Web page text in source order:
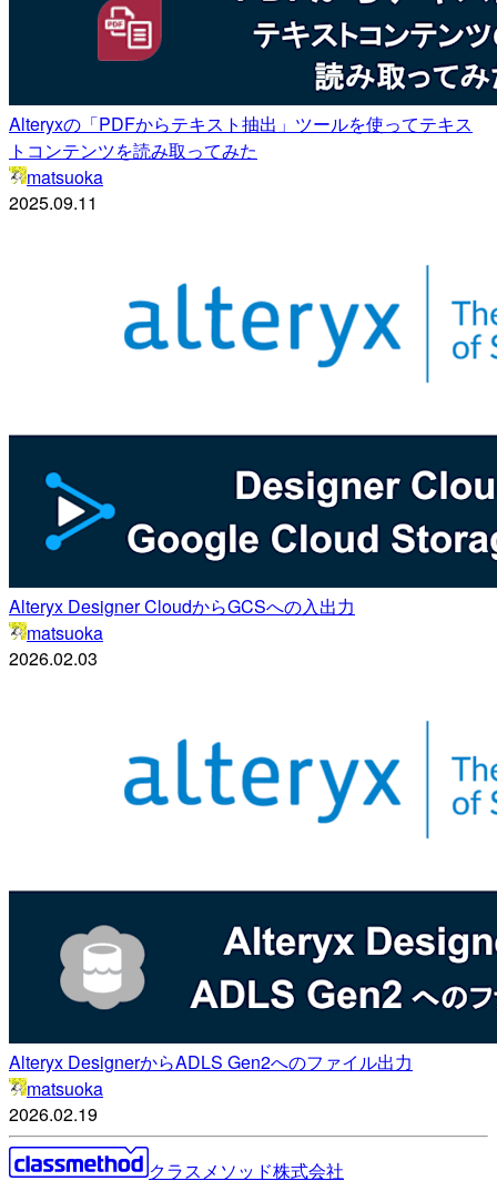
Alteryxの「PDFからテキスト抽出」ツールを使ってテキス
トコンテンツを読み取ってみた
matsuoka
2025.09.11
Alteryx Designer CloudからGCSへの入出力
matsuoka
2026.02.03
Alteryx DesignerからADLS Gen2へのファイル出力
matsuoka
2026.02.19
クラスメソッド株式会社